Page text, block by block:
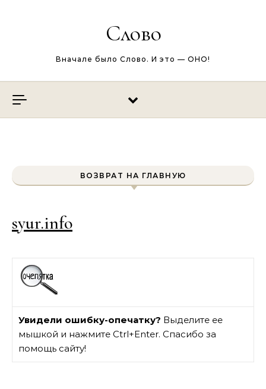
Слово
Вначале было Слово. И это — ОНО!
ВОЗВРАТ НА ГЛАВНУЮ
syur.info
Увидели ошибку-опечатку? Выделите ее
мышкой и нажмите Ctrl+Enter. Спасибо за
помощь сайту!